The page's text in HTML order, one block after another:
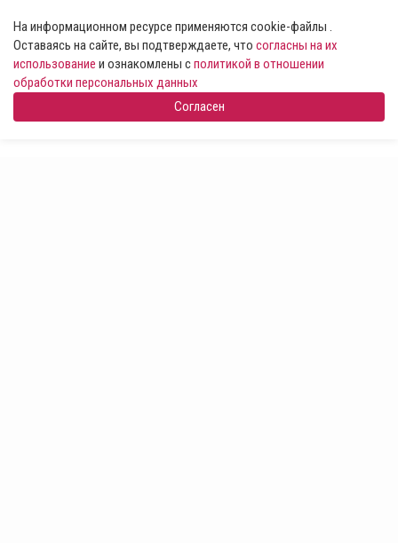
На информационном ресурсе применяются cookie-файлы .
Оставаясь на сайте, вы подтверждаете, что согласны на их
использование и ознакомлены сполитикой в отношении
обработки персональных данных
Согласен